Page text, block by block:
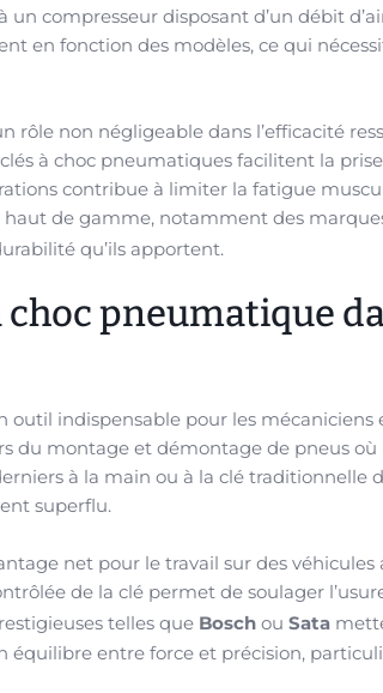
compresseur disposant d’un débit
en fonction des modèles, ce qui
non négligeable dans l’efficacité
à choc pneumatiques facilitent la
contribue à limiter la fatigue
haut de gamme, notamment des
qu’ils apportent.
choc pneumatique
indispensable pour les mécaniciens
du montage et démontage de pneus où
à la main ou à la clé traditionnelle
superflu.
net pour le travail sur des
de la clé permet de soulager
telles que Bosch ou Sata
équilibre entre force et précision,